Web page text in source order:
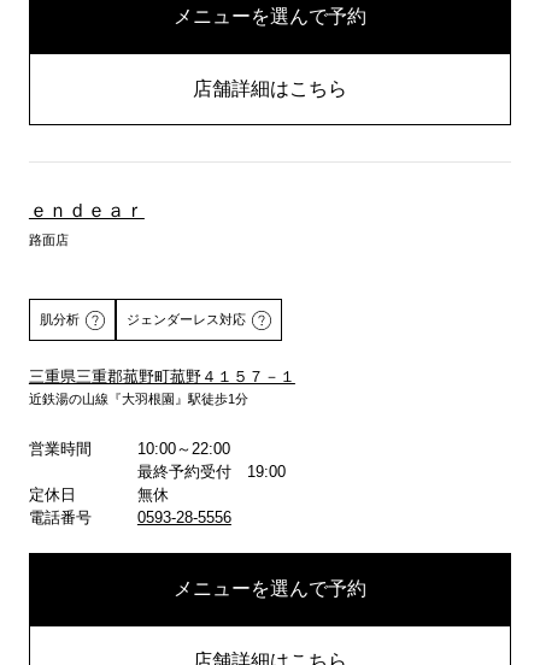
メニューを選んで予約
店舗詳細はこちら
ｅｎｄｅａｒ
路面店
肌分析 ジェンダーレス対応
三重県三重郡菰野町菰野４１５７－１
近鉄湯の山線『大羽根園』駅徒歩1分
営業時間
10:00～22:00
最終予約受付 19:00
定休日
無休
電話番号
0593-28-5556
メニューを選んで予約
店舗詳細はこちら